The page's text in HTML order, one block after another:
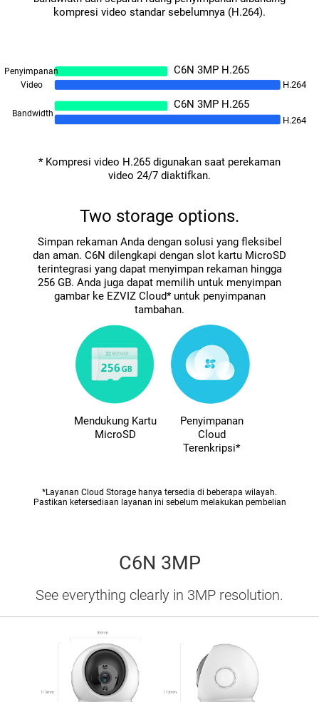
kompresi video standar sebelumnya (H.264).
C6N 3MP H.265
C6N 3MP H.265
H.264
H.264
Penyimpanan
Video
Bandwidth
* Kompresi video H.265 digunakan saat perekaman
video 24/7 diaktifkan.
Two storage options.
Simpan rekaman Anda dengan solusi yang fleksibel
dan aman. C6N dilengkapi dengan slot kartu MicroSD
terintegrasi yang dapat menyimpan rekaman hingga
256 GB. Anda juga dapat memilih untuk menyimpan
gambar ke EZVIZ Cloud* untuk penyimpanan
tambahan.
Mendukung Kartu
MicroSD
Penyimpanan
Cloud
Terenkripsi*
*Layanan Cloud Storage hanya tersedia di beberapa wilayah.
Pastikan ketersediaan layanan ini sebelum melakukan pembelian
C6N 3MP
See everything clearly in 3MP resolution.